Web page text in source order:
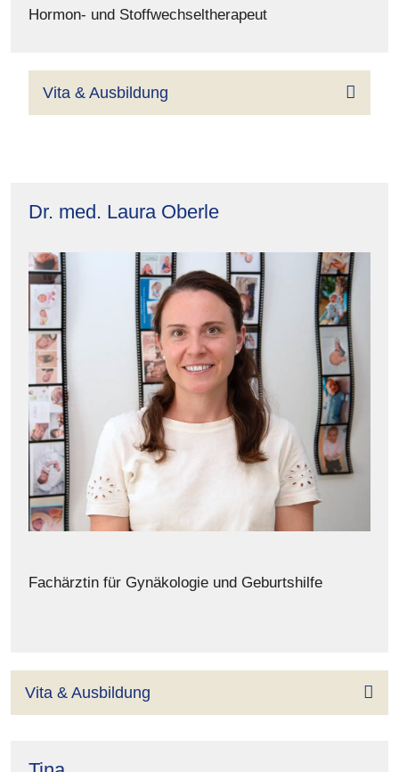
Hormon- und Stoffwechseltherapeut
Vita & Ausbildung
Dr. med. Laura Oberle
Fachärztin für Gynäkologie und Geburtshilfe
Vita & Ausbildung